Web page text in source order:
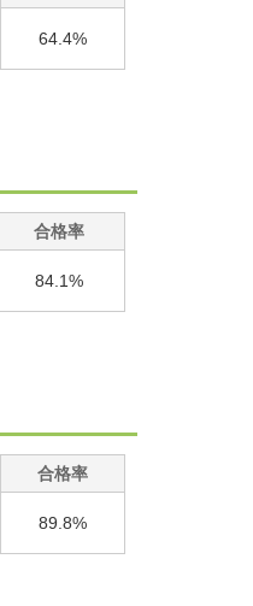
64.4%
合格率
84.1%
合格率
89.8%